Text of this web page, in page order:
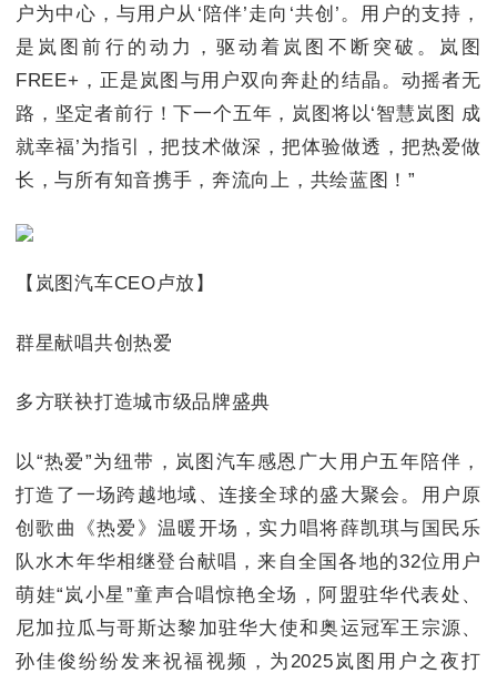
户为中心，与用户从‘陪伴’走向‘共创’。用户的支持，
是岚图前行的动力，驱动着岚图不断突破。岚图
FREE+，正是岚图与用户双向奔赴的结晶。动摇者无
路，坚定者前行！下一个五年，岚图将以‘智慧岚图 成
就幸福’为指引，把技术做深，把体验做透，把热爱做
长，与所有知音携手，奔流向上，共绘蓝图！”
【岚图汽车CEO卢放】
群星献唱共创热爱
多方联袂打造城市级品牌盛典
以“热爱”为纽带，岚图汽车感恩广大用户五年陪伴，
打造了一场跨越地域、连接全球的盛大聚会。用户原
创歌曲《热爱》温暖开场，实力唱将薛凯琪与国民乐
队水木年华相继登台献唱，来自全国各地的32位用户
萌娃“岚小星”童声合唱惊艳全场，阿盟驻华代表处、
尼加拉瓜与哥斯达黎加驻华大使和奥运冠军王宗源、
孙佳俊纷纷发来祝福视频，为2025岚图用户之夜打